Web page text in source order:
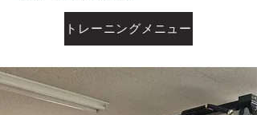
トレーニングメニュー